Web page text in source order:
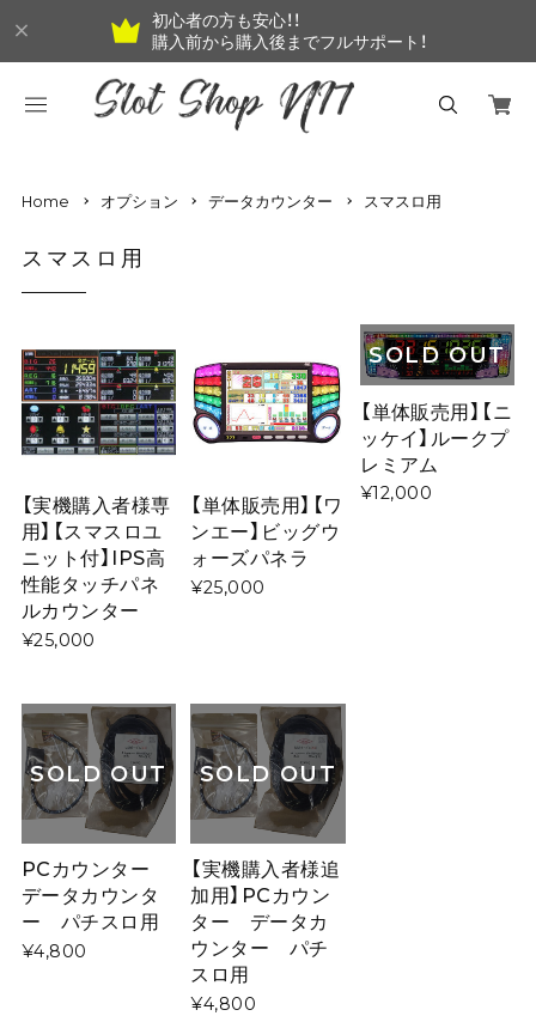
初心者の方も安心！！
購入前から購入後までフルサポート！
Home オプション データカウンター スマスロ用
スマスロ用
【実機購入者様専
用】【スマスロユ
ニット付】IPS高
性能タッチパネ
ルカウンター
¥25,000
【単体販売用】【ワ
ンエー】ビッグウ
ォーズパネラ
¥25,000
SOLD OUT
【単体販売用】【ニ
ッケイ】ルークプ
レミアム
¥12,000
SOLD OUT
PCカウンター
データカウンタ
ー パチスロ用
¥4,800
SOLD OUT
【実機購入者様追
加用】PCカウン
ター データカ
ウンター パチ
スロ用
¥4,800